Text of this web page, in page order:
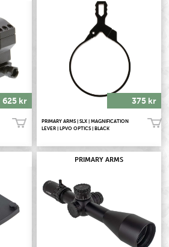
625 kr
Köp!
375 kr
PRIMARY ARMS | SLX | MAGNIFICATION
LEVER | LPVO OPTICS | BLACK
Köp!
PRIMARY ARMS